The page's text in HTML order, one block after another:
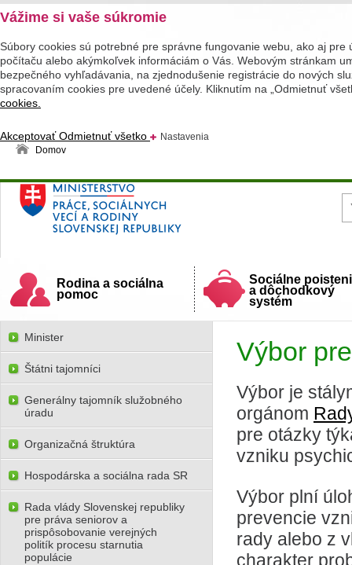
Vážime si vaše súkromie
Súbory cookies sú potrebné pre správne fungovanie webu, ako aj
počítaču alebo akýmkoľvek informáciám o Vás. Webovým stránkam
bezpečného vyhľadávania, na zjednodušenie registrácie do nových
spracovaním cookies pre uvedené účely. Kliknutím na „Odmietnuť
cookies.
AkceptovaťOdmietnuť všetko
Nastavenia
Domov
Ministerstvo práce, sociálnych vecí a rodiny
Slovenskej republiky
Rodina a sociálna
pomoc
Sociálne
a dôchodkový
systém
Výbor
Výbor je
orgánom
pre otázky
vzniku
Výbor plní
prevencie
rady alebo z
charakter
Minister
Štátni tajomníci
Generálny tajomník služobného
úradu
Organizačná štruktúra
Hospodárska a sociálna rada SR
Rada vlády Slovenskej republiky
pre práva seniorov a
prispôsobovanie verejných
politík procesu starnutia
populácie